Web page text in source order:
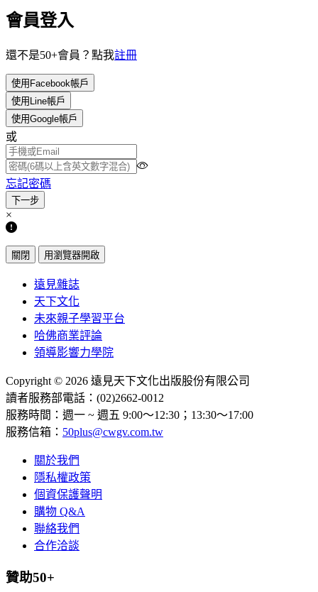
會員登入
還不是50+會員？點我註冊
使用Facebook帳戶
使用Line帳戶
使用Google帳戶
或
忘記密碼
×
關閉 用瀏覽器開啟
遠見雜誌
天下文化
未來親子學習平台
哈佛商業評論
領導影響力學院
Copyright © 2026 遠見天下文化出版股份有限公司
讀者服務部電話：(02)2662-0012
服務時間：週一 ~ 週五 9:00～12:30；13:30～17:00
服務信箱： 50plus@cwgv.com.tw
關於我們
隱私權政策
個資保護聲明
購物 Q&A
聯絡我們
合作洽談
贊助50+